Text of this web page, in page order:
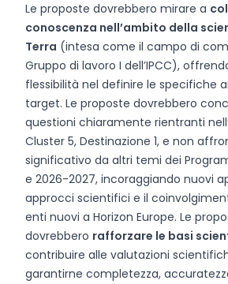
Le proposte dovrebbero mirare a
conoscenza nell’ambito della
Terra (intesa come il campo di
Gruppo di lavoro I dell’IPCC),
flessibilità nel definire le specifiche
target. Le proposte dovrebbero
questioni chiaramente rientranti
Cluster 5, Destinazione 1, e non
significativo da altri temi dei
e 2026-2027, incoraggiando nuovi
approcci scientifici e il
enti nuovi a Horizon Europe. Le
dovrebbero rafforzare le basi
contribuire alle valutazioni
garantirne completezza,